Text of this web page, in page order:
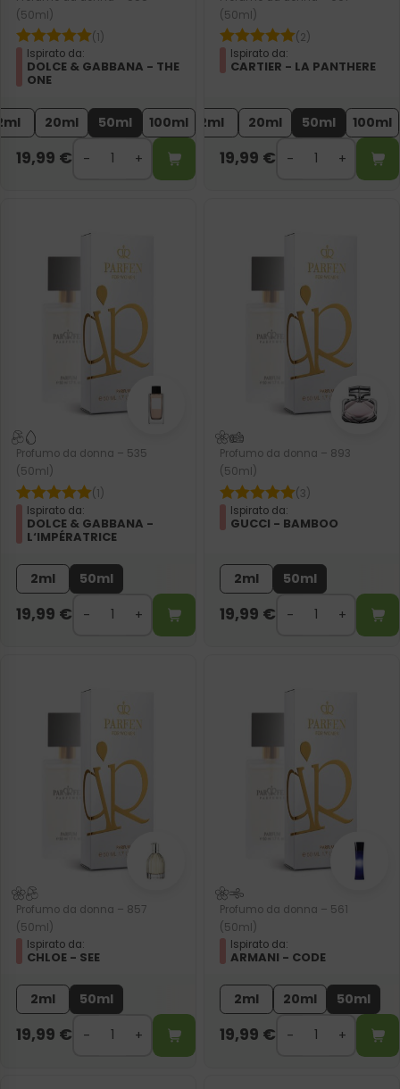
(50ml)
(1)
Ispirato da:
DOLCE & GABBANA - THE
ONE
20ml 50ml 100ml
19,99 €
(50ml)
(2)
Ispirato da:
CARTIER - LA PANTHERE
2ml 20ml 50ml 100ml
19,99 €
Profumo da donna – 535
(50ml)
(1)
Ispirato da:
DOLCE & GABBANA -
L‘IMPÉRATRICE
2ml 50ml
19,99 €
Profumo da donna – 893
(50ml)
(3)
Ispirato da:
GUCCI - BAMBOO
2ml 50ml
19,99 €
Profumo da donna – 857
(50ml)
Ispirato da:
CHLOE - SEE
2ml 50ml
19,99 €
Profumo da donna – 561
(50ml)
Ispirato da:
ARMANI - CODE
2ml 20ml 50ml
19,99 €